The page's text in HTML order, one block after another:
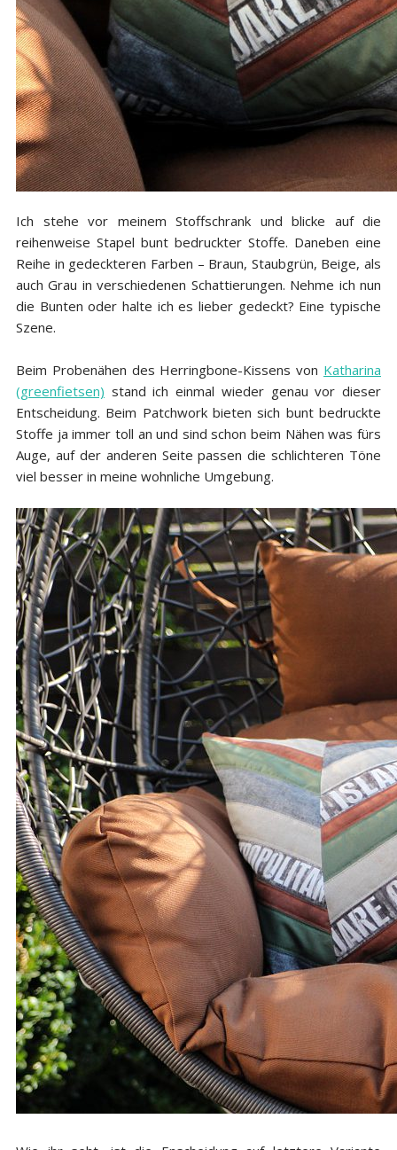
Ich stehe vor meinem Stoffschrank und blicke auf die
reihenweise Stapel bunt bedruckter Stoffe. Daneben eine
Reihe in gedeckteren Farben – Braun, Staubgrün, Beige, als
auch Grau in verschiedenen Schattierungen. Nehme ich nun
die Bunten oder halte ich es lieber gedeckt? Eine typische
Szene.
Beim Probenähen des Herringbone-Kissens von Katharina
(greenfietsen) stand ich einmal wieder genau vor dieser
Entscheidung. Beim Patchwork bieten sich bunt bedruckte
Stoffe ja immer toll an und sind schon beim Nähen was fürs
Auge, auf der anderen Seite passen die schlichteren Töne
viel besser in meine wohnliche Umgebung.